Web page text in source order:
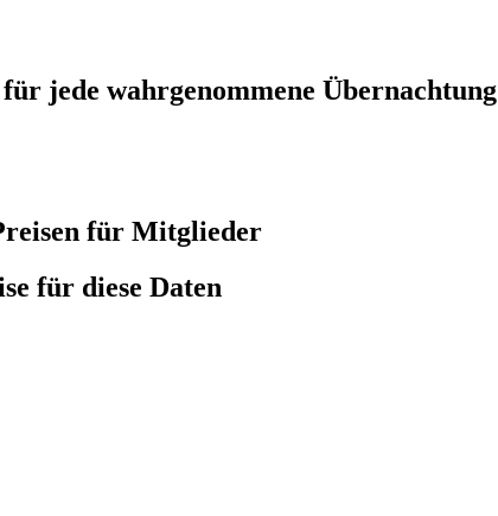
jede wahrgenommene Übernachtung
für Mitglieder
für diese Daten